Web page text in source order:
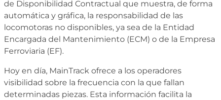
de Disponibilidad Contractual que muestra, de forma
automática y gráfica, la responsabilidad de las
locomotoras no disponibles, ya sea de la Entidad
Encargada del Mantenimiento (ECM) o de la Empresa
Ferroviaria (EF).
Hoy en día, MainTrack ofrece a los operadores
visibilidad sobre la frecuencia con la que fallan
determinadas piezas. Esta información facilita la